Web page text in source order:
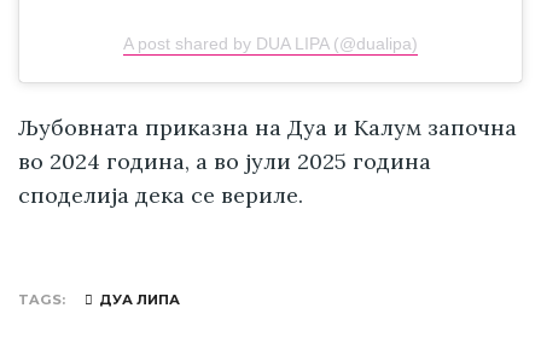
A post shared by DUA LIPA (@dualipa)
Љубовната приказна на Дуа и Калум започна
во 2024 година, а во јули 2025 година
споделија дека се вериле.
TAGS ДУА ЛИПА